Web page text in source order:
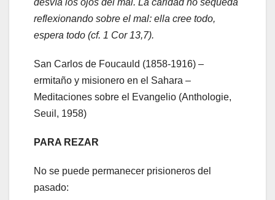
desvía los ojos del mal. La caridad no sequeda
reflexionando sobre el mal: ella cree todo,
espera todo (cf. 1 Cor 13,7).
San Carlos de Foucauld (1858-1916) –
ermitaño y misionero en el Sahara –
Meditaciones sobre el Evangelio (Anthologie,
Seuil, 1958)
PARA REZAR
No se puede permanecer prisioneros del
pasado: